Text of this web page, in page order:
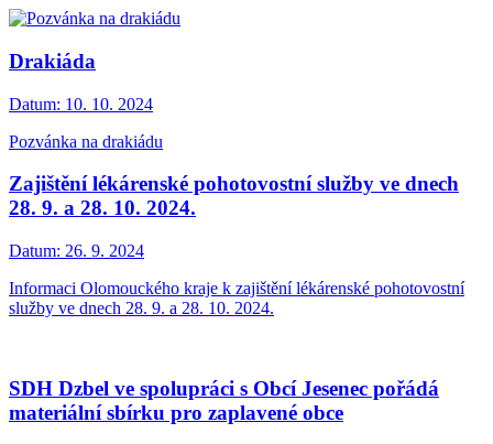
Drakiáda
Datum: 10. 10. 2024
Pozvánka na drakiádu
Zajištění lékárenské pohotovostní služby ve dnech
28. 9. a 28. 10. 2024.
Datum: 26. 9. 2024
Informaci Olomouckého kraje k zajištění lékárenské pohotovostní
služby ve dnech 28. 9. a 28. 10. 2024.
SDH Dzbel ve spolupráci s Obcí Jesenec pořádá
materiální sbírku pro zaplavené obce